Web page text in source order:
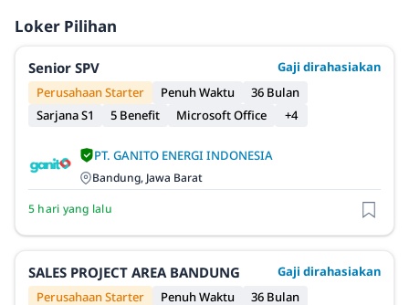
Loker Pilihan
Senior SPV
Gaji dirahasiakan
Perusahaan Starter
Penuh Waktu
36 Bulan
Sarjana S1
5 Benefit Microsoft Office +4
PT. GANITO ENERGI INDONESIA
Bandung, Jawa Barat
5 hari yang lalu
SALES PROJECT AREA BANDUNG
Gaji dirahasiakan
Perusahaan Starter
Penuh Waktu
36 Bulan